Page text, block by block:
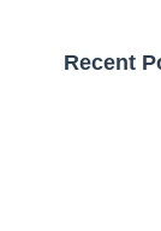
Recent